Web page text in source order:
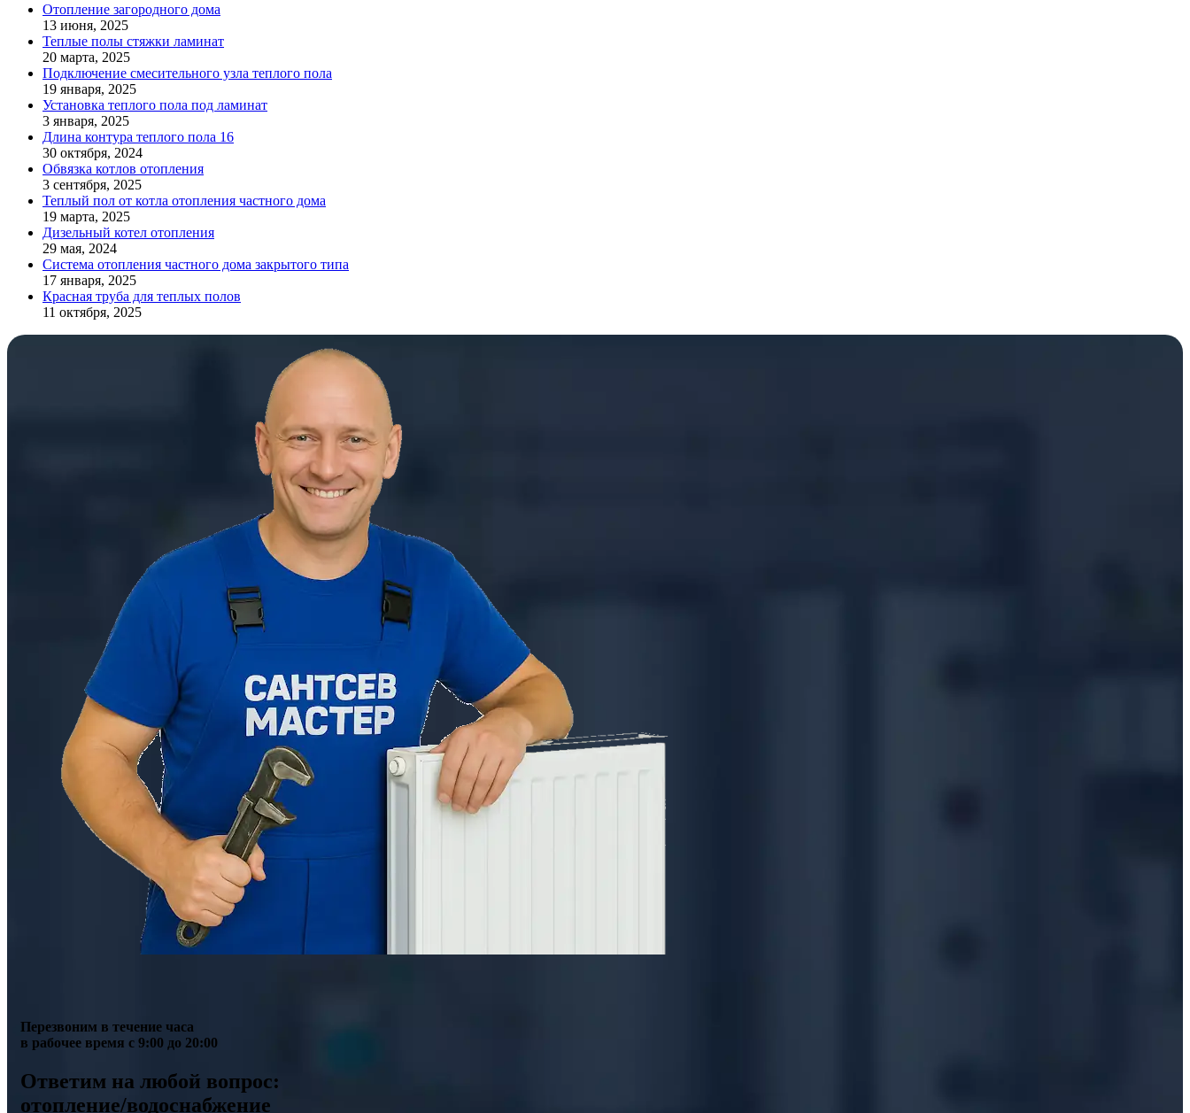
Отопление загородного дома
13 июня, 2025
Теплые полы стяжки ламинат
20 марта, 2025
Подключение смесительного узла теплого пола
19 января, 2025
Установка теплого пола под ламинат
3 января, 2025
Длина контура теплого пола 16
30 октября, 2024
Обвязка котлов отопления
3 сентября, 2025
Теплый пол от котла отопления частного дома
19 марта, 2025
Дизельный котел отопления
29 мая, 2024
Система отопления частного дома закрытого типа
17 января, 2025
Красная труба для теплых полов
11 октября, 2025
Перезвоним в течение часа
в рабочее время с 9:00 до 20:00
Ответим на любой вопрос:
отопление/водоснабжение